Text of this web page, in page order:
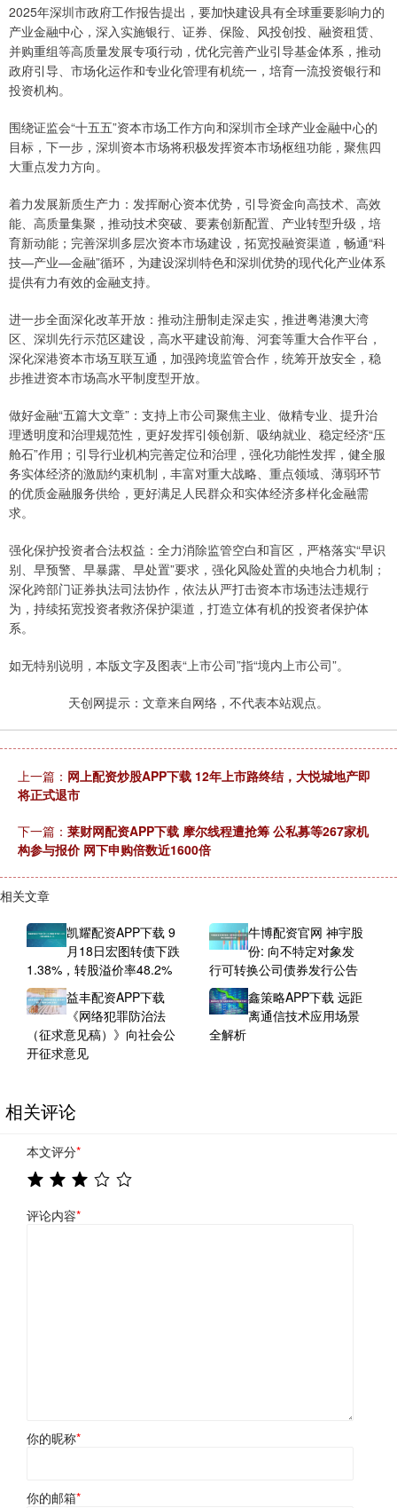
2025年深圳市政府工作报告提出，要加快建设具有全球重要影响力的
产业金融中心，深入实施银行、证券、保险、风投创投、融资租赁、
并购重组等高质量发展专项行动，优化完善产业引导基金体系，推动
政府引导、市场化运作和专业化管理有机统一，培育一流投资银行和
投资机构。
围绕证监会“十五五”资本市场工作方向和深圳市全球产业金融中心的
目标，下一步，深圳资本市场将积极发挥资本市场枢纽功能，聚焦四
大重点发力方向。
着力发展新质生产力：发挥耐心资本优势，引导资金向高技术、高效
能、高质量集聚，推动技术突破、要素创新配置、产业转型升级，培
育新动能；完善深圳多层次资本市场建设，拓宽投融资渠道，畅通“科
技—产业—金融”循环，为建设深圳特色和深圳优势的现代化产业体系
提供有力有效的金融支持。
进一步全面深化改革开放：推动注册制走深走实，推进粤港澳大湾
区、深圳先行示范区建设，高水平建设前海、河套等重大合作平台，
深化深港资本市场互联互通，加强跨境监管合作，统筹开放安全，稳
步推进资本市场高水平制度型开放。
做好金融“五篇大文章”：支持上市公司聚焦主业、做精专业、提升治
理透明度和治理规范性，更好发挥引领创新、吸纳就业、稳定经济“压
舱石”作用；引导行业机构完善定位和治理，强化功能性发挥，健全服
务实体经济的激励约束机制，丰富对重大战略、重点领域、薄弱环节
的优质金融服务供给，更好满足人民群众和实体经济多样化金融需
求。
强化保护投资者合法权益：全力消除监管空白和盲区，严格落实“早识
别、早预警、早暴露、早处置”要求，强化风险处置的央地合力机制；
深化跨部门证券执法司法协作，依法从严打击资本市场违法违规行
为，持续拓宽投资者救济保护渠道，打造立体有机的投资者保护体
系。
如无特别说明，本版文字及图表“上市公司”指“境内上市公司”。
天创网提示：文章来自网络，不代表本站观点。
上一篇： 网上配资炒股APP下载 12年上市路终结，大悦城地产即
将正式退市
下一篇： 莱财网配资APP下载 摩尔线程遭抢筹 公私募等267家机
构参与报价 网下申购倍数近1600倍
相关文章
凯耀配资APP下载 9
月18日宏图转债下跌
1.38%，转股溢价率48.2%
牛博配资官网 神宇股
份: 向不特定对象发
行可转换公司债券发行公告
益丰配资APP下载
《网络犯罪防治法
（征求意见稿）》向社会公
开征求意见
鑫策略APP下载 远距
离通信技术应用场景
全解析
相关评论
本文评分*
评论内容*
你的昵称*
你的邮箱*